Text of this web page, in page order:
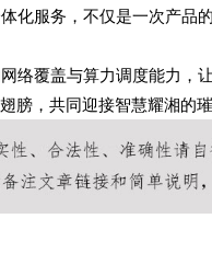
化服务，不仅是一次产品
络覆盖与算力调度能力，
膀，共同迎接智慧耀湘的